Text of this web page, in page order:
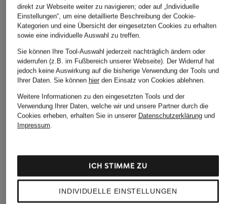
Pailletten
Blazer JOCALUAH
269,99 €
Bestpreis:229,49 €
MILEY
164,99 €
direkt zur Webseite weiter zu navigieren; oder auf „Individuelle
Einstellungen“, um eine detaillierte Beschreibung der Cookie-
Kategorien und eine Übersicht der eingesetzten Cookies zu erhalten
sowie eine individuelle Auswahl zu treffen.
Sie können Ihre Tool-Auswahl jederzeit nachträglich ändern oder
widerrufen (z.B. im Fußbereich unserer Webseite). Der Widerruf hat
jedoch keine Auswirkung auf die bisherige Verwendung der Tools und
Ihrer Daten. Sie können hierden Einsatz von Cookies ablehnen.
Weitere Informationen zu den eingesetzten Tools und der
Verwendung Ihrer Daten, welche wir und unsere Partner durch die
Cookies erheben, erhalten Sie in unserer Datenschutzerklärungund
Impressum.
INDIVIDUELLE EINSTELLUNGEN
ICH STIMME ZU